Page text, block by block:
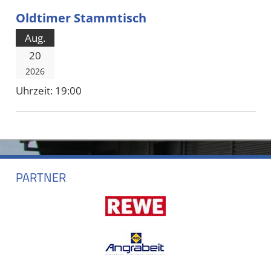
Oldtimer Stammtisch
Aug.
20
2026
Uhrzeit: 19:00
PARTNER